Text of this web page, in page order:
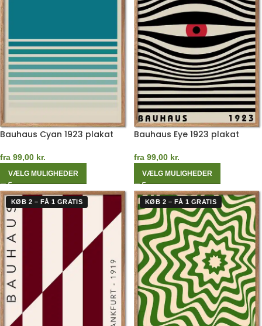
Bauhaus Cyan 1923 plakat
fra 99,00 kr.
VÆLG MULIGHEDER
Bauhaus Eye 1923 plakat
fra 99,00 kr.
VÆLG MULIGHEDER
KØB 2 – FÅ 1 GRATIS KØB 2 – FÅ 1 GRATIS